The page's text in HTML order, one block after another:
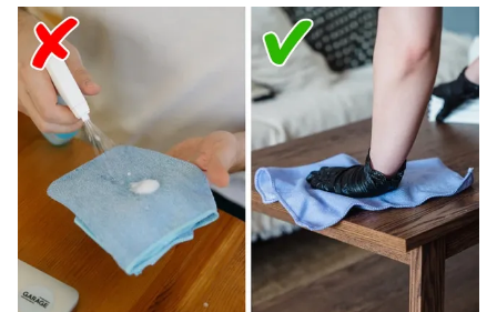
Tư vấn
Chuyên mục khác
Emagazine Podcast
Photo Infographic
Shorts video
VTV Money VTV Thể thao